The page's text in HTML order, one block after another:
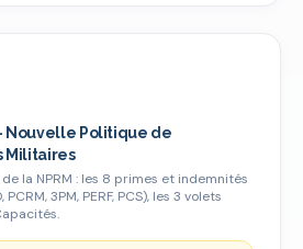
Nouvelle Politique de
Militaires
la NPRM : les 8 primes et indemnités
PCRM, 3PM, PERF, PCS), les 3 volets